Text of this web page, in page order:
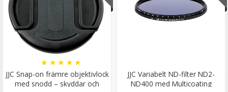
JJC Snap-on främre objektivlock
med snodd – skyddar och
★ ★ ★ ★ ★
JJC Variabelt ND-filter ND2-
ND400 med Multicoating